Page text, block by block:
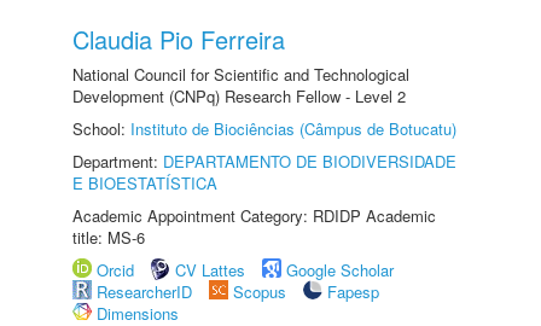
Claudia Pio Ferreira
National Council for Scientific and Technological
Development (CNPq) Research Fellow - Level 2
School: Instituto de Biociências (Câmpus de Botucatu)
Department: DEPARTAMENTO DE BIODIVERSIDADE
E BIOESTATÍSTICA
Academic Appointment Category: RDIDP Academic
title: MS-6
Orcid
CV Lattes
Google Scholar
ResearcherID
Scopus
Fapesp
Dimensions